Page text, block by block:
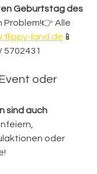
Geburtstag des
Problem!👉 Alle
land.de 📱
5702431
oder
sind auch
oder